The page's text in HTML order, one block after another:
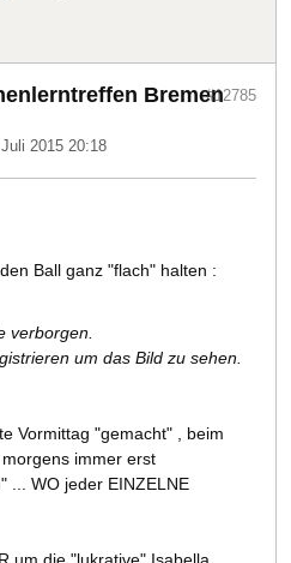
Bremen
2015 20:18
#12785
Ball ganz "flach" halten :
verborgen.
um das Bild zu sehen.
Vormittag "gemacht" , beim
immer erst
... WO jeder EINZELNE